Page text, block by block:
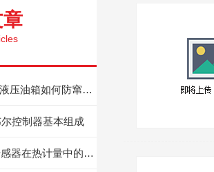
威格士Vickers叶片泵液压油箱如何防窜油呢？都有哪些方法？
控制器基本组成
图尔克TURCK温度传感器在热计量中的应用